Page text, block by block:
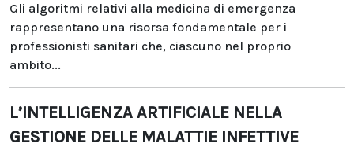
Gli algoritmi relativi alla medicina di emergenza
rappresentano una risorsa fondamentale per i
professionisti sanitari che, ciascuno nel proprio
ambito...
L’INTELLIGENZA ARTIFICIALE NELLA
GESTIONE DELLE MALATTIE INFETTIVE